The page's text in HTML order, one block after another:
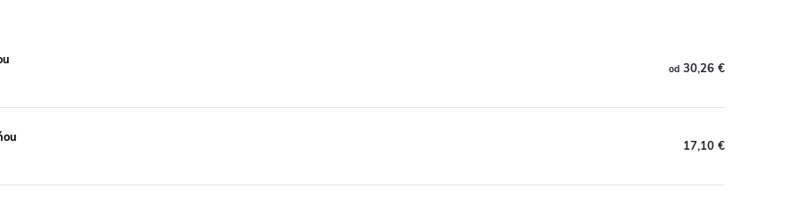
od 30,26 €
17,10 €